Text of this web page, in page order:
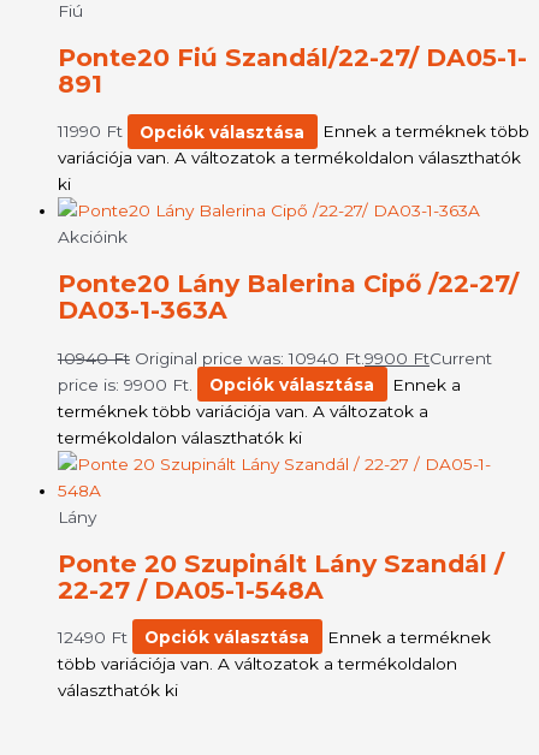
Fiú
Ponte20 Fiú Szandál/22-27/ DA05-1-
891
11990 Ft Opciók választása
Ennek a terméknek több
variációja van. A változatok a termékoldalon választhatók
ki
Akcióink
Ponte20 Lány Balerina Cipő /22-27/
DA03-1-363A
10940Ft Original price was: 10940 Ft.9900 FtCurrent
price is: 9900 Ft.
Opciók választása
Ennek a
terméknek több variációja van. A változatok a
termékoldalon választhatók ki
Lány
Ponte 20 Szupinált Lány Szandál /
22-27 / DA05-1-548A
12490 Ft Opciók választása
Ennek a terméknek
több variációja van. A változatok a termékoldalon
választhatók ki